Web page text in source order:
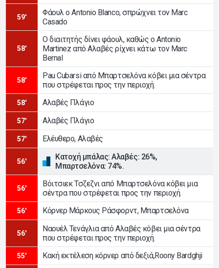
59'
Φάουλ ο Antonio Blanco, σπρώχνει τον Marc
Casado
58'
Ο διαιτητής δίνει φάουλ, καθώς ο Antonio
Martinez από Αλαβές ρίχνει κάτω τον Marc
Bernal
58'
Pau Cubarsi από Μπαρτσελόνα κόβει μια σέντρα
που στρέφεται προς την περιοχή.
58' Αλαβές Πλάγιο
57' Αλαβές Πλάγιο
57' Ελέυθερο, Αλαβές
56'
Κατοχή μπάλας: Αλαβές: 26%,
Μπαρτσελόνα: 74%.
56'
Βόιτσιεκ Τσζεζνι από Μπαρτσελόνα κόβει μια
σέντρα που στρέφεται προς την περιοχή.
56' Κόρνερ Μάρκους Ράσφορντ, Μπαρτσελόνα
56'
Ναουέλ Τενάγλια από Αλαβές κόβει μια σέντρα
που στρέφεται προς την περιοχή.
55' Κακή εκτέλεση κόρνερ από δεξιά,Roony Bardghji